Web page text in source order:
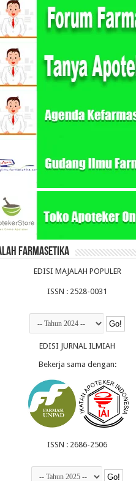
Farmasetika
EDISI MAJALAH POPULER
ISSN : 2528-0031
EDISI JURNAL ILMIAH
Bekerja sama dengan:
ISSN : 2686-2506